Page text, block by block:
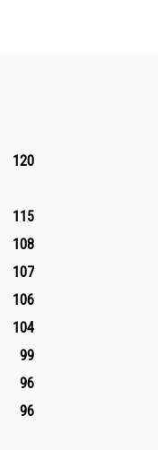
120
115
108
107
106
104
99
96
96